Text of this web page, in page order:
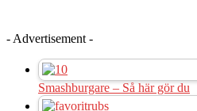
- Advertisement -
Smashburgare – Så här gör du